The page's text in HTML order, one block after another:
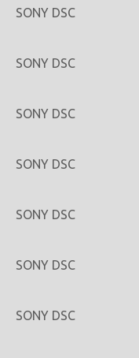
SONY DSC
SONY DSC
SONY DSC
SONY DSC
SONY DSC
SONY DSC
SONY DSC